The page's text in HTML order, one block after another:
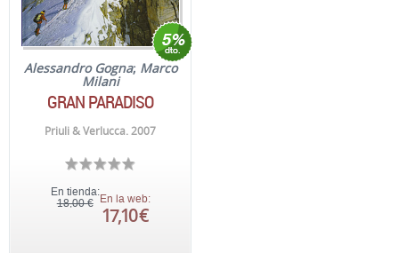
Alessandro Gogna; Marco
Milani
GRAN PARADISO
Priuli & Verlucca. 2007
En tienda:
18,00 € En la web:
17,10 €